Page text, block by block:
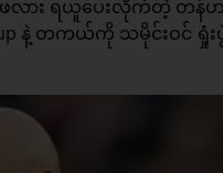
ဆုဖလား ရယူပေးလိုက်တဲ့ တ
နဲ့ တကယ်ကို သမိုင်းဝင်